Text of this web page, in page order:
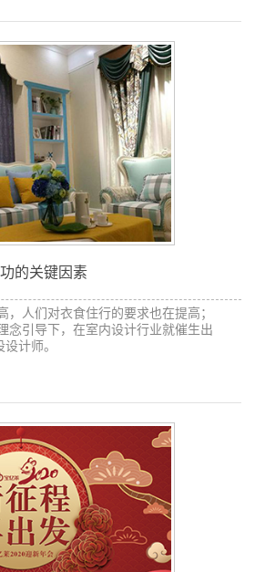
的关键因素
，人们对衣食住行的要求也在提高；
念引导下，在室内设计行业就催生出
计师。